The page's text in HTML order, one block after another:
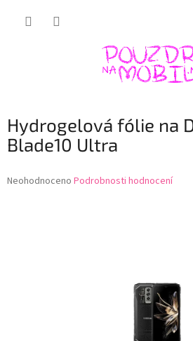
Hydrogelová fólie na
Blade10 Ultra
Průměrné
Neohodnoceno Podrobnosti hodnocení